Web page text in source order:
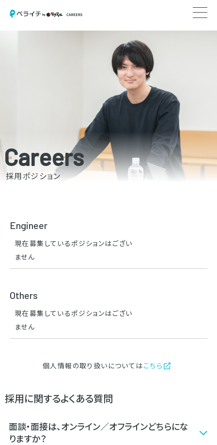
Careers
採用ポジション
Engineer
現在募集しているポジションはござい
ません
Others
現在募集しているポジションはござい
ません
個人情報の取り扱いについてはこちら
採用に関するよくある質問
面談・面接は、オンライン／オフラインどちらにな
りますか？